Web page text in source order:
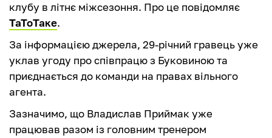
клубу в літнє міжсезоння. Про це повідомляє
ТаТоТаке.
За інформацією джерела, 29-річний гравець уже
уклав угоду про співпрацю з Буковиною та
приєднається до команди на правах вільного
агента.
Зазначимо, що Владислав Приймак уже
працював разом із головним тренером